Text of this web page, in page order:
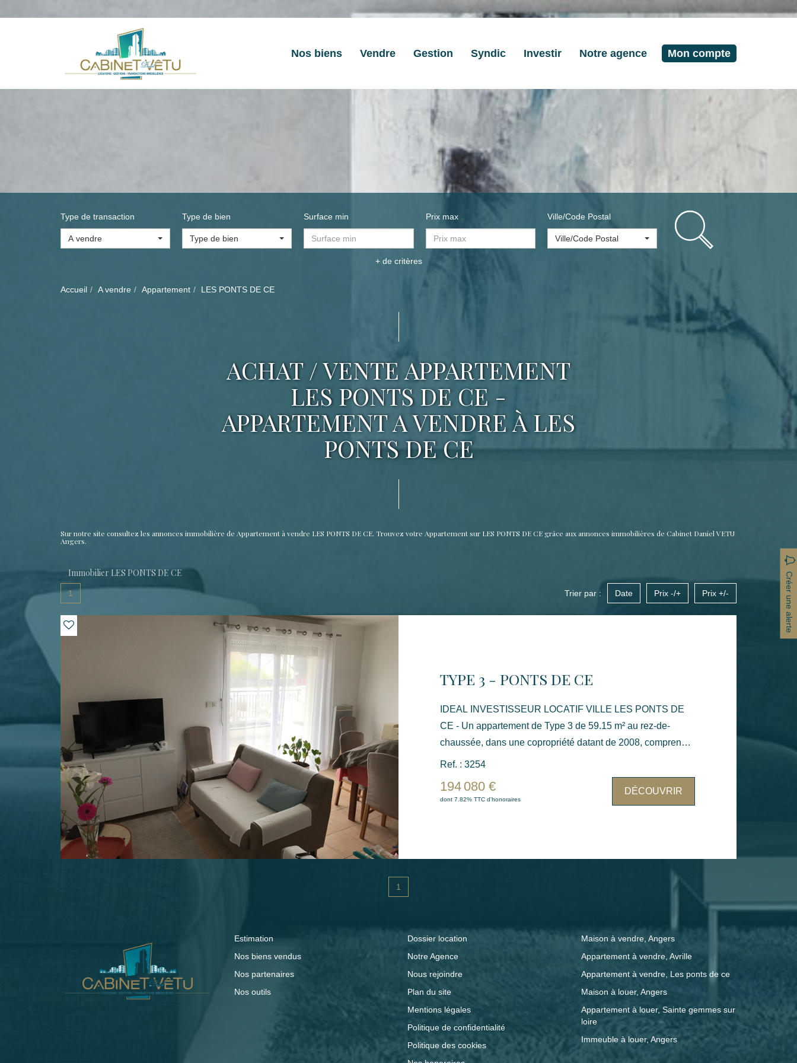
Nos biens Vendre Gestion Syndic Investir Notre agence Mon compte
Type de transaction
A vendre
Type de bien
Type de bien
Surface min Prix max Ville/Code Postal
Ville/Code Postal
+ de critères
Accueil A vendre Appartement LES PONTS DE CE
ACHAT / VENTE APPARTEMENT
LES PONTS DE CE -
APPARTEMENT A VENDRE À LES
PONTS DE CE
Sur notre site consultez les annonces immobilière de Appartement à vendre LES PONTS DE CE. Trouvez votre Appartement sur LES PONTS DE CE grâce aux annonces immobilières de Cabinet Daniel VETU
Angers.
Immobilier LES PONTS DE CE Créer une alerte
1 Trier par : Date Prix -/+ Prix +/-
TYPE 3 - PONTS DE CE
IDEAL INVESTISSEUR LOCATIF VILLE LES PONTS DE
CE - Un appartement de Type 3 de 59.15 m² au rez-de-
chaussée, dans une copropriété datant de 2008, comprenant
: Une entrée, un séjour kitchenette, un celier, deux chambres
dont une avec placard, un wc, une salle de bain, une
terrasse et un jardin en jouissance privative. Accessoires du
logement une place de stationnement et un emplacement de
courantes : 885 € dont 510 € de charges locatives Estimation
des coûts annuels d'énergie du logement : entre 820 € et
risques auxquels ce bien est exposé sont disponibles sur le
site Géorisques : www.georisques.gouv.fr/
Ref. : 3254
194 080 €
dont 7.82% TTC d'honoraires
DÉCOUVRIR
1
Estimation
Nos biens vendus
Nos partenaires
Nos outils
Dossier location
Notre Agence
Nous rejoindre
Plan du site
Mentions légales
Politique de confidentialité
Politique des cookies
Maison à vendre, Angers
Appartement à vendre, Avrille
Appartement à vendre, Les ponts de ce
Maison à louer, Angers
Appartement à louer, Sainte gemmes sur
loire
Immeuble à louer, Angers